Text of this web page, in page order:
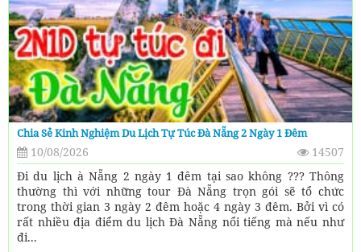
Chia Sẻ Kinh Nghiệm Du Lịch Tự Túc Đà Nẵng 2 Ngày 1 Đêm
10/08/2026
14507
Đi du lịch à Nẵng 2 ngày 1 đêm tại sao không ??? Thông
thường thì với những tour Đà Nẵng trọn gói sẽ tổ chức
trong thời gian 3 ngày 2 đêm hoặc 4 ngày 3 đêm. Bởi vì có
rất nhiều địa điểm du lịch Đà Nẵng nổi tiếng mà nếu như
đi...